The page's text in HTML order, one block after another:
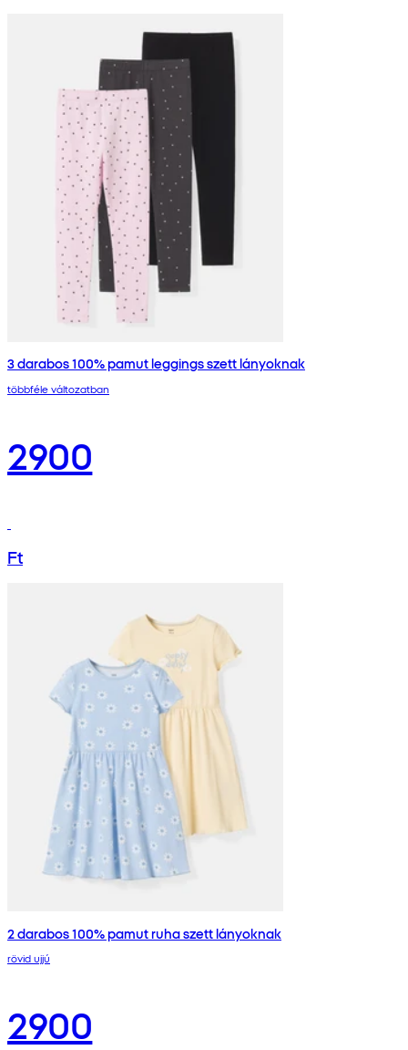
3 darabos 100% pamut leggings szett lányoknak
többféle változatban
2900
Ft
2 darabos 100% pamut ruha szett lányoknak
rövid ujjú
2900